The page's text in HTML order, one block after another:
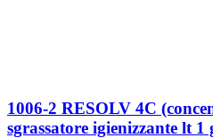
1006-2 RESOLV 4C
sgrassatore igienizzante lt 1